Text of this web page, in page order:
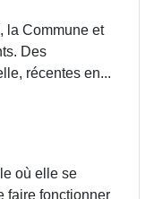
la Commune et
Des
récentes en...
où elle se
faire fonctionner